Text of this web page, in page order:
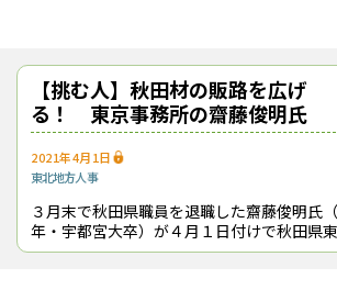
【挑む人】秋田材の販路を広げ
る！ 東京事務所の齋藤俊明氏
2021年4月1日
東北地方人事
３月末で秋田県職員を退職した齋藤俊明氏
年・宇都宮大卒）が４月１日付けで秋田県
区）のあきた売込み課専門員として再任用